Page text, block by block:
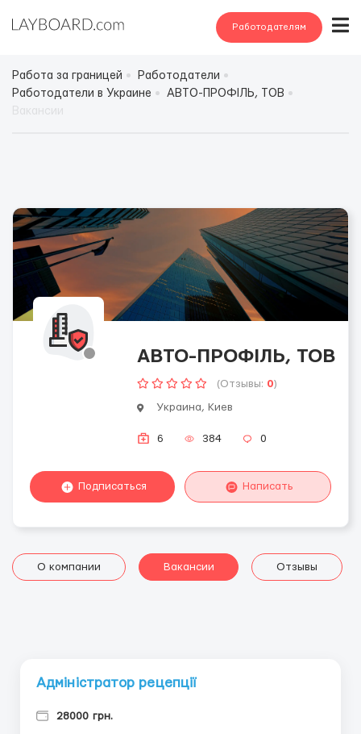
Работодателям
Работа за границей
Работодатели
Работодатели в Украине
АВТО-ПРОФІЛЬ, ТОВ
АВТО-ПРОФІЛЬ, ТОВ
(Отзывы: 0)
Украина, Киев
6 384 0
Подписаться Написать
О компании Вакансии Отзывы
Адміністратор рецепції
28000 грн.